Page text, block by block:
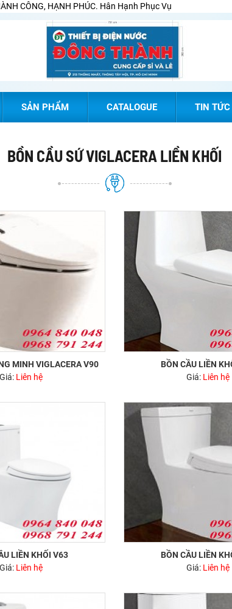
CÔNG, HẠNH PHÚC. Hân Hạnh Phục Vụ
SẢN PHẨM CATALOGUE TIN TỨC
BỒN CẦU SỨ VIGLACERA LIỀN KHỐI
MINH VIGLACERA V90
Giá: Liên hệ
BỒN CẦU LIỀN
Giá: Liên hệ
LIỀN KHỐI V63
Giá: Liên hệ
BỒN CẦU LIỀN
Giá: Liên hệ